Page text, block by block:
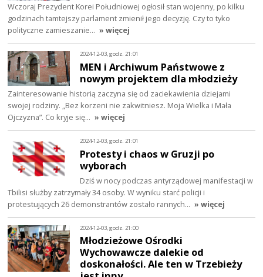
Wczoraj Prezydent Korei Południowej ogłosił stan wojenny, po kilku
godzinach tamtejszy parlament zmienił jego decyzję. Czy to tyko
polityczne zamieszanie… » więcej
2024-12-03, godz. 21:01
MEN i Archiwum Państwowe z
nowym projektem dla młodzieży
Zainteresowanie historią zaczyna się od zaciekawienia dziejami
swojej rodziny. „Bez korzeni nie zakwitniesz. Moja Wielka i Mała
Ojczyzna”. Co kryje się… » więcej
2024-12-03, godz. 21:01
Protesty i chaos w Gruzji po
wyborach
Dziś w nocy podczas antyrządowej manifestacji w
Tbilisi służby zatrzymały 34 osoby. W wyniku starć policji i
protestujących 26 demonstrantów zostało rannych… » więcej
2024-12-03, godz. 21:00
Młodzieżowe Ośrodki
Wychowawcze dalekie od
doskonałości. Ale ten w Trzebieży